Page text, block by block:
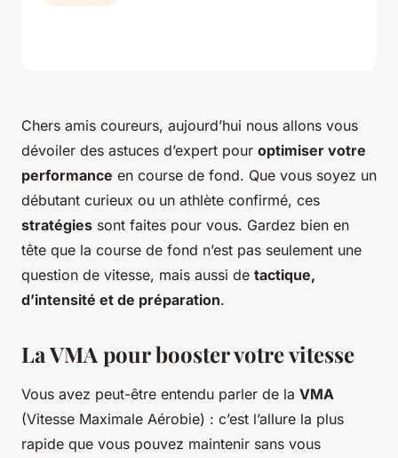
Chers amis coureurs, aujourd’hui nous allons vous
dévoiler des astuces d’expert pour optimiser votre
performance en course de fond. Que vous soyez un
débutant curieux ou un athlète confirmé, ces
stratégies sont faites pour vous. Gardez bien en
tête que la course de fond n’est pas seulement une
question de vitesse, mais aussi de tactique,
d’intensité et de préparation.
La VMA pour booster votre vitesse
Vous avez peut-être entendu parler de la VMA
(Vitesse Maximale Aérobie) : c’est l’allure la plus
rapide que vous pouvez maintenir sans vous